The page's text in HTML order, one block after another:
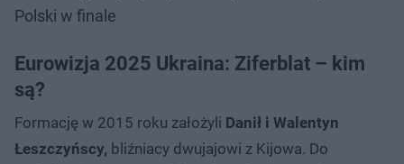
Polski w finale
Eurowizja 2025 Ukraina: Ziferblat – kim
są?
Formację w 2015 roku założyli Danił i Walentyn
Łeszczyńscy, bliźniacy dwujajowi z Kijowa. Do